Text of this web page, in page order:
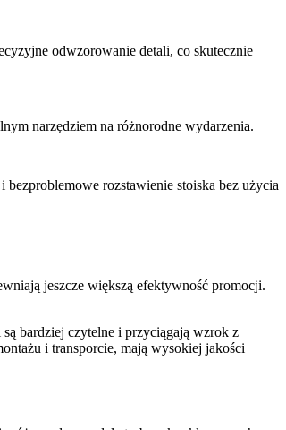
odwzorowanie detali, co skutecznie
narzędziem na różnorodne wydarzenia.
bezproblemowe rozstawienie stoiska bez użycia
jeszcze większą efektywność promocji.
bardziej czytelne i przyciągają wzrok z
i transporcie, mają wysokiej jakości